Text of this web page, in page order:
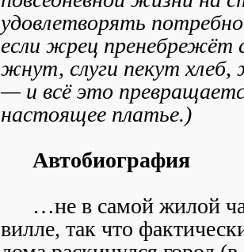
удовлетворять
если жрец пренебрежёт
жнут, слуги пекут
— и всё это
настоящее платье.)
Автобиография
…не в самой жилой
вилле, так что